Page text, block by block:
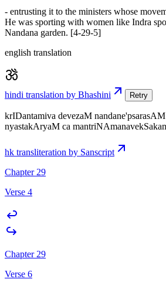
- entrusting it to the ministers whose
He was sporting with women like Indra
Nandana garden. [4-29-5]
english translation
hindi translation by Bhashini Retry
krIDantamiva devezaM
nyastakAryaM ca
hk transliteration by Sanscript
Chapter 29
Verse 4
Chapter 29
Verse 6